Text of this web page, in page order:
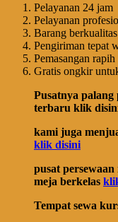
Pelayanan 24 jam
Pelayanan
Barang berkualitas
Pengiriman tepat
Pemasangan rapih
Gratis ongkir
Pusatnya palang
terbaru klik
kami juga
klik disini
pusat
meja berkelas
Tempat sewa